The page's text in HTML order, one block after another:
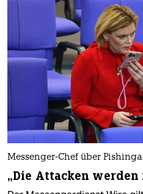
Messenger-Chef über
„Die Attacken